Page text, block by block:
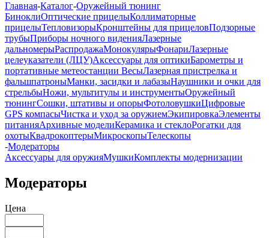
Главная-Каталог-Оружейный тюнинг
БиноклиОптические прицелыКоллиматорные
прицелыТепловизорыКронштейны для прицеловПодзорные
трубыПриборы ночного виденияЛазерные
дальномерыРаспродажаМонокулярыФонариЛазерные
целеуказатели (ЛЦУ)Аксессуары для оптикиБарометры и
портативные метеостанции ВесыЛазерная пристрелка и
фальшпатроныМанки, засидки и лабазыНаушники и очки для
стрельбыНожи, мультитулы и инструментыОружейный
тюнингСошки, штативы и опорыФотоловушкиЦифровые
GPS компасыЧистка и уход за оружиемЭкипировкаЭлементы
питанияАрхивные моделиКерамика и стеклоРогатки для
охотыКвадрокоптерыМикроскопыТелескопы
-Модераторы
Аксессуары для оружияМушкиКомплекты модернизации
Модераторы
Цена